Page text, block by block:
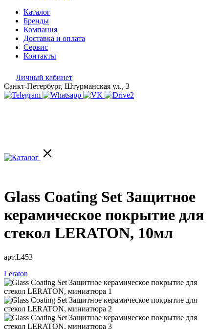
Каталог
Бренды
Компания
Доставка и оплата
Сервис
Контакты
Личный кабинет
Санкт-Петербург, Штурманская ул., 3
Glass Coating Set Защитное
керамическое покрытие для
стекол LERATON, 10мл
арт.L453
Leraton